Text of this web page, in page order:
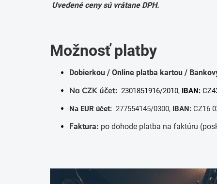
Uvedené ceny sú vrátane DPH.
Možnosť platby
Dobierkou / Online platba kartou /
Na CZK účet: 2301851916/2010, IBAN:
Na EUR účet: 277554145/0300, IBAN: CZ16
Faktura: po dohode platba na faktúru